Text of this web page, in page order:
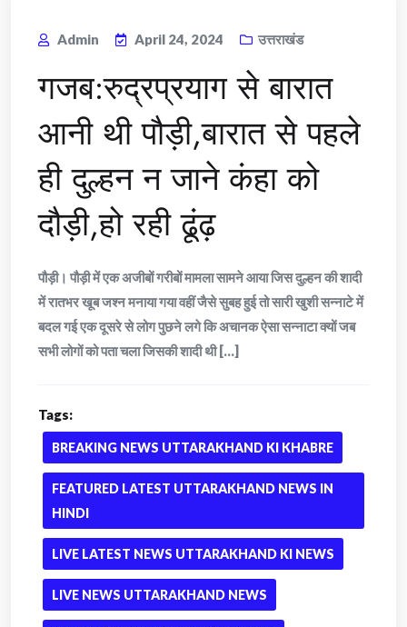
Admin April 24, 2024 उत्तराखंड
गजब:रुद्रप्रयाग से बारात
आनी थी पौड़ी,बारात से पहले
ही दुल्हन न जाने कंहा को
दौड़ी,हो रही ढूंढ़
पौड़ी। पौड़ी में एक अजीबों गरीबों मामला सामने आया जिस दुल्हन की शादी
में रातभर खूब जश्न मनाया गया वहीं जैसे सुबह हुई तो सारी खुशी सन्नाटे में
बदल गई एक दूसरे से लोग पुछने लगे कि अचानक ऐसा सन्नाटा क्यों जब
सभी लोगों को पता चला जिसकी शादी थी [...]
Tags:
BREAKING NEWS UTTARAKHAND KI KHABRE
FEATURED LATEST UTTARAKHAND NEWS IN
HINDI
LIVE LATEST NEWS UTTARAKHAND KI NEWS
LIVE NEWS UTTARAKHAND NEWS